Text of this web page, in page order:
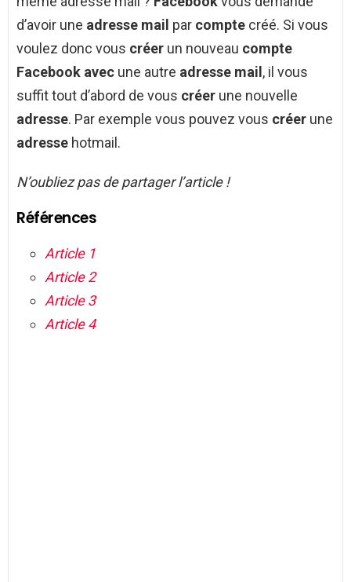
d’avoir une adresse mail par compte créé. Si vous
voulez donc vous créer un nouveau compte
Facebook avec une autre adresse mail , il vous
suffit tout d’abord de vous créer une nouvelle
adresse. Par exemple vous pouvez vous créer une
adresse hotmail.
N’oubliez pas de partager l’article !
Références
Article 1
Article 2
Article 3
Article 4